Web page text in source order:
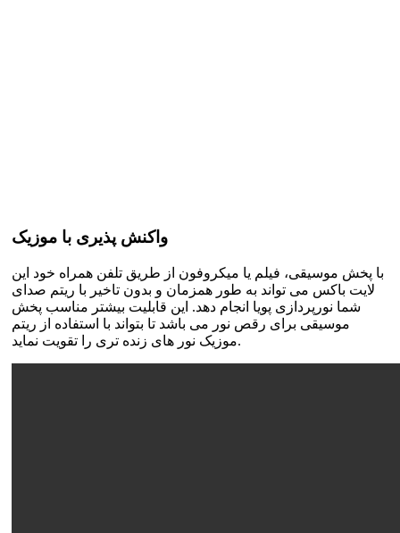
واکنش پذیری با موزیک
با پخش موسیقی، فیلم یا میکروفون از طریق تلفن همراه خود این
لایت باکس می تواند به طور همزمان و بدون تاخیر با ریتم صدای
شما نورپردازی پویا انجام دهد. این قابلیت بیشتر مناسب پخش
موسیقی برای رقص نور می باشد تا بتواند با استفاده از ریتم
موزیک نور های زنده تری را تقویت نماید.